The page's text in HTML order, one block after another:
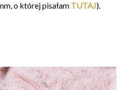
o której pisałam TUTAJ).